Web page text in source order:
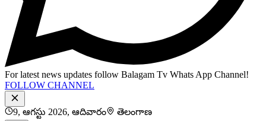
For latest news updates follow Balagam Tv Whats App Channel!
FOLLOW CHANNEL
9, ఆగస్టు 2026, ఆదివారం తెలంగాణ